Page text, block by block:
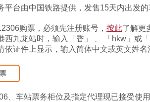
平台由中国铁路提供，发售15天内出发的
购票，必须先注册账号， 按此了解更
西九龙站时，输入「香」 、 「hkw」或
依证件上显示，输入简体中文或英文姓名
、车站票务柜位及指定代理现已接受使